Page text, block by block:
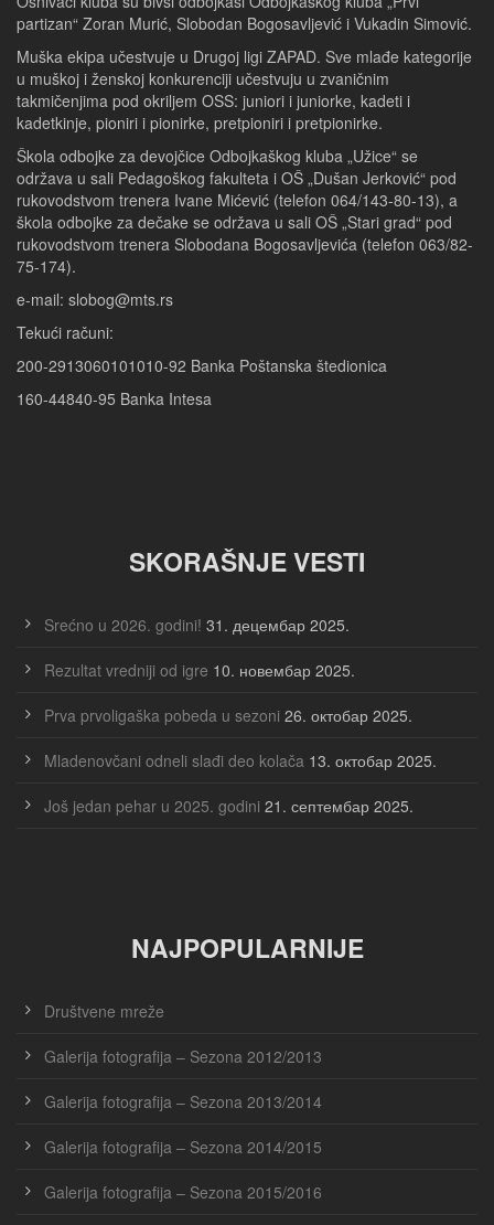
partizan“ Zoran Murić, Slobodan Bogosavljević i Vukadin Simović.
Muška ekipa učestvuje u Drugoj ligi ZAPAD. Sve mlađe kategorije
u muškoj i ženskoj konkurenciji učestvuju u zvaničnim
takmičenjima pod okriljem OSS: juniori i juniorke, kadeti i
kadetkinje, pioniri i pionirke, pretpioniri i pretpionirke.
Škola odbojke za devojčice Odbojkaškog kluba „Užice“ se
održava u sali Pedagoškog fakulteta i OŠ „Dušan Jerković“ pod
rukovodstvom trenera Ivane Mićević (telefon 064/143-80-13), a
škola odbojke za dečake se održava u sali OŠ „Stari grad“ pod
rukovodstvom trenera Slobodana Bogosavljevića (telefon 063/82-
75-174).
e-mail: slobog@mts.rs
Tekući računi:
200-2913060101010-92 Banka Poštanska štedionica
160-44840-95 Banka Intesa
SKORAŠNJE VESTI
Srećno u 2026. godini! 31. децембар 2025.
Rezultat vredniji od igre 10. новембар 2025.
Prva prvoligaška pobeda u sezoni 26. октобар 2025.
Mladenovčani odneli slađi deo kolača 13. октобар 2025.
Još jedan pehar u 2025. godini 21. септембар 2025.
NAJPOPULARNIJE
Društvene mreže
Galerija fotografija – Sezona 2012/2013
Galerija fotografija – Sezona 2013/2014
Galerija fotografija – Sezona 2014/2015
Galerija fotografija – Sezona 2015/2016